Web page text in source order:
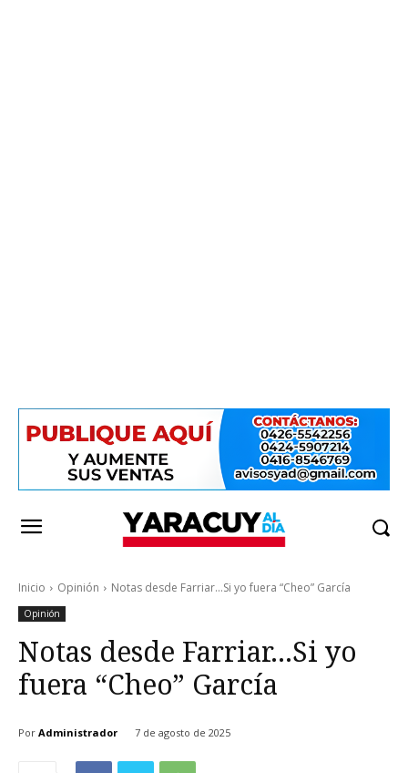
Inicio Opinión Notas desde Farriar...Si yo fuera “Cheo” García
Opinión
Notas desde Farriar…Si yo
fuera “Cheo” García
Por Administrador 7 de agosto de 2025